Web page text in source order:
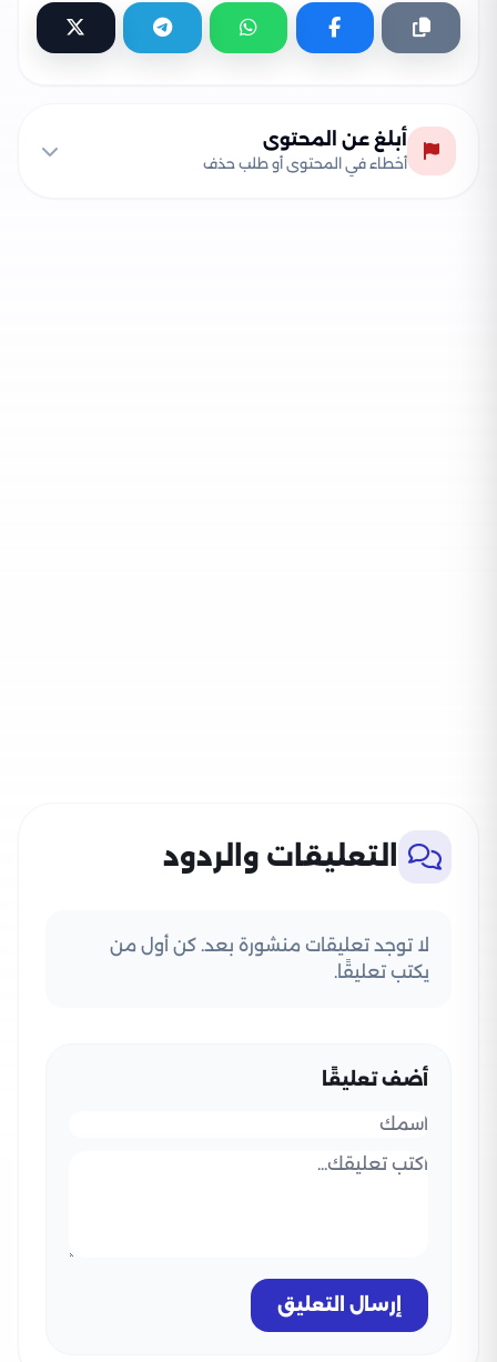
أبلغ عن المحتوى
أخطاء في المحتوى أو طلب حذف
التعليقات والردود
لا توجد تعليقات منشورة بعد. كن أول من
يكتب تعليقًا.
أضف تعليقًا
إرسال التعليق